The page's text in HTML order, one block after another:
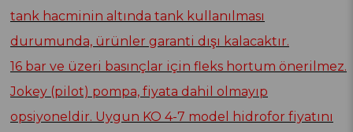
tank hacminin altında tank kullanılması
durumunda, ürünler garanti dışı kalacaktır.
16 bar ve üzeri basınçlar için fleks hortum önerilmez.
Jokey (pilot) pompa, fiyata dahil olmayıp
opsiyoneldir. Uygun KO 4-7 model hidrofor fiyatını